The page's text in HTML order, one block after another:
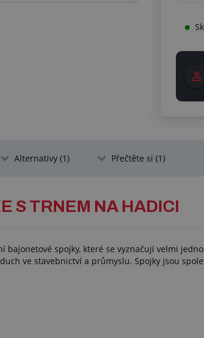
Alternativy (1) Přečtěte si (1)
S TRNEM NA HADICI
spojky, které se vyznačují velmi
ve stavebnictví a průmyslu. Spojky jsou